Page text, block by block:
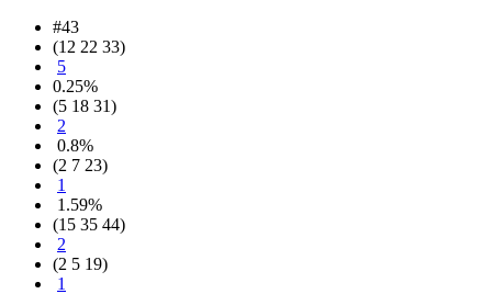
#43
(12 22 33)
5
0.25%
(5 18 31)
2
0.8%
(2 7 23)
1
1.59%
(15 35 44)
2
(2 5 19)
1